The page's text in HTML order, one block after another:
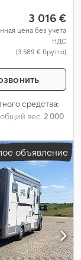
3 016 €
цена без учета
НДС
(3 589 € брутто)
средства:
вес:2 000
объявление